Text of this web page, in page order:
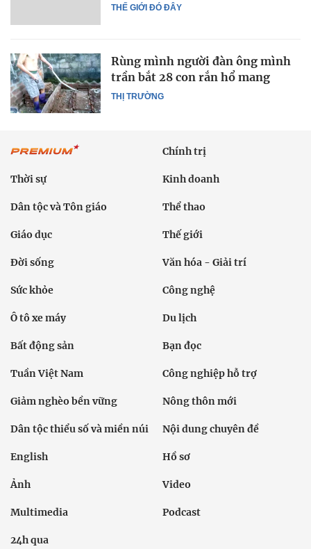
THẾ GIỚI ĐÓ ĐÂY
THỊ TRƯỜNG
Rùng mình người đàn ông mình
trần bắt 28 con rắn hổ mang
Chính trị
Thời sự Kinh doanh
Dân tộc và Tôn giáo Thể thao
Giáo dục Thế giới
Đời sống Văn hóa - Giải trí
Sức khỏe Công nghệ
Ô tô xe máy Du lịch
Bất động sản Bạn đọc
Tuần Việt Nam Công nghiệp hỗ trợ
Giảm nghèo bền vững Nông thôn mới
Dân tộc thiểu số và miền núi Nội dung chuyên đề
English Hồ sơ
Ảnh Video
Multimedia Podcast
24h qua